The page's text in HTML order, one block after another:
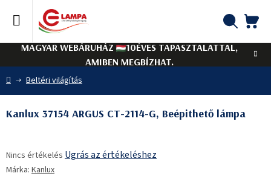
tartalomhoz
MAGYAR WEBÁRUHÁZ
10ÉVES TAPASZTALATTAL,
AMIBEN MEGBÍZHAT.
Kezdőlap
Beltéri világítás
Kanlux 37154 ARGUS CT-2114-G, Beépithető lámpa
termék
átlagos
Nincs értékelés Ugrás az értékeléshez
Márka: Kanlux